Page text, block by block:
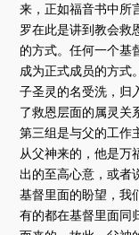
来，正如福音书中所
罗在此是讲到教会救
的方式。任何一个基
成为正式成员的方式
子圣灵的名受洗，归
了救恩层面的属灵关
第三组是与父的工作
从父神来的，他是万
出的至高心意，或者
基督里面的盼望，我
有的都在基督里面同